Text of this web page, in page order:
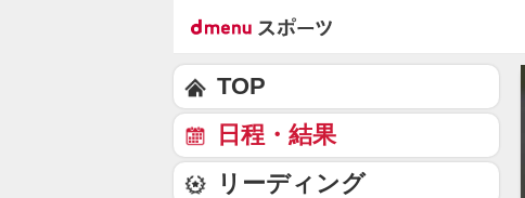
TOP
日程・結果
リーディング